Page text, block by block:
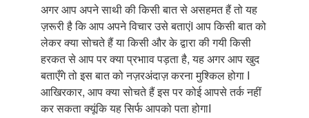
अगर आप अपने साथी की किसी बात से असहमत हैं तो यह
ज़रूरी है कि आप अपने विचार उसे बताएंI आप किसी बात को
लेकर क्या सोचते हैं या किसी और के द्वारा की गयी किसी
हरकत से आप पर क्या प्रभााव पड़ता है, यह अगर आप खुद
बताएँगे तो इस बात को नज़रअंदाज़ करना मुश्किल होगा I
आखिरकार, आप क्या सोचते हैं इस पर कोई आपसे तर्क नहीं
कर सकता क्यूंकि यह सिर्फ आपको पता होगाI